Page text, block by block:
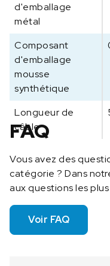
d'emballage
métal
Composant
d'emballage
mousse
synthétique
Longueur de
câble
FAQ
Vous avez des
catégorie ? Dans
aux questions les
Voir FAQ